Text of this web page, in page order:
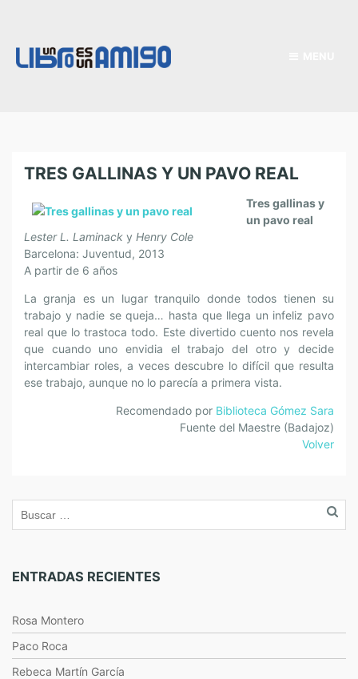
TRES GALLINAS Y UN PAVO REAL
Tres gallinas y
un pavo real
Lester L. Laminack y Henry Cole
Barcelona: Juventud, 2013
A partir de 6 años
La granja es un lugar tranquilo donde todos tienen su
trabajo y nadie se queja… hasta que llega un infeliz pavo
real que lo trastoca todo. Este divertido cuento nos revela
que cuando uno envidia el trabajo del otro y decide
intercambiar roles, a veces descubre lo difícil que resulta
ese trabajo, aunque no lo parecía a primera vista.
Recomendado por Biblioteca Gómez Sara
Fuente del Maestre (Badajoz)
Volver
ENTRADAS RECIENTES
Rosa Montero
Paco Roca
Rebeca Martín García